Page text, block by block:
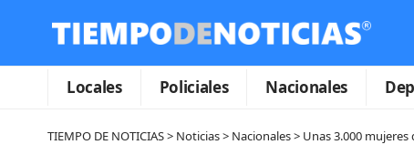
Locales Policiales Nacionales
TIEMPO DE NOTICIAS> Noticias> Nacionales> Unas 3.000